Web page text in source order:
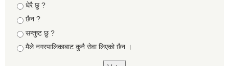
Choices
धेरै छु ?
छैन ?
सन्तुष्ट छु ?
मैले नगरपालिकाबाट कुनै सेवा लिएकाे छैन ।